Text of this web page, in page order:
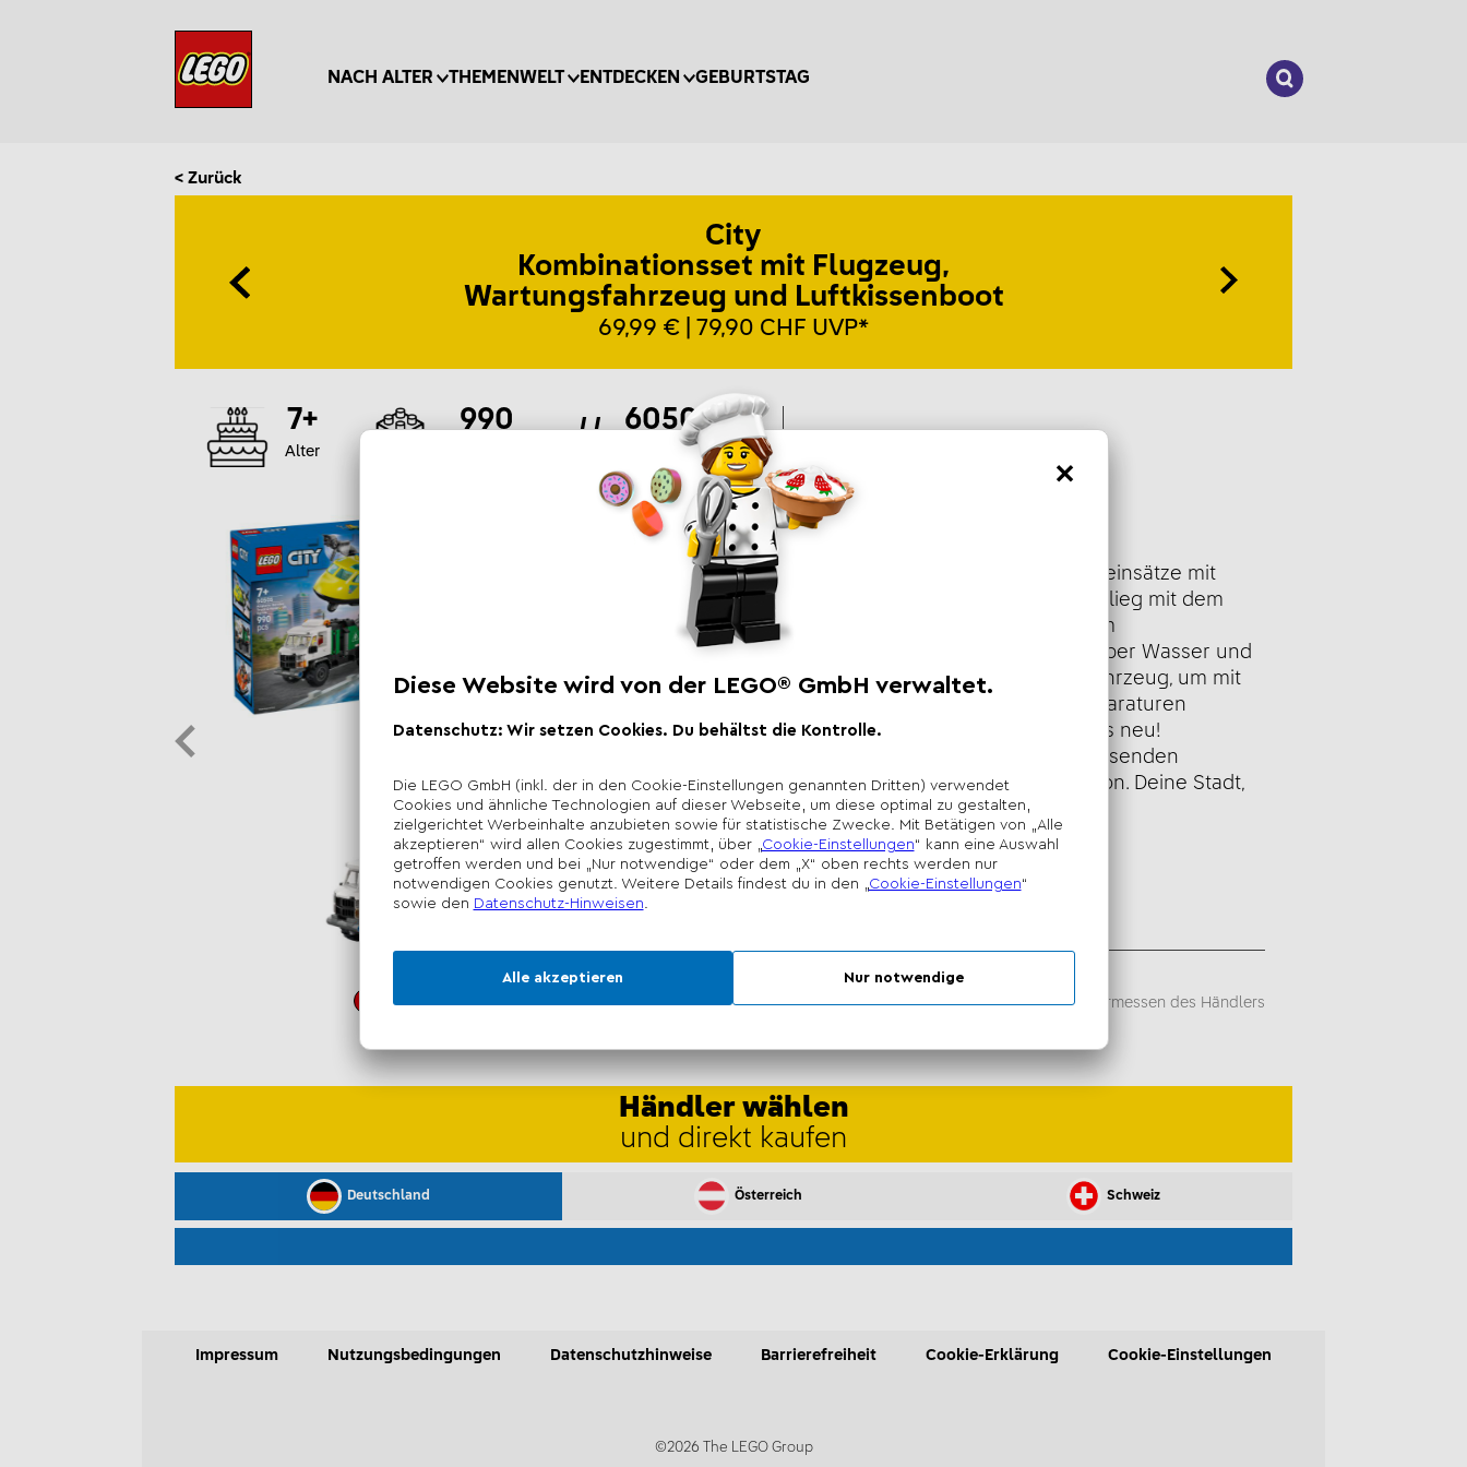
NACH ALTER THEMENWELT ENTDECKEN GEBURTSTAG
Suchen
< Zurück
City
Kombinationsset mit Flugzeug,
Wartungsfahrzeug und Luftkissenboot
69,99 € | 79,90 CHF UVP*
7+
Alter
990 60505
Produktbeschreibung
Freu dich auf spannende Rettungseinsätze mit
dem LEGO® City Kombinationsset! Flieg mit dem
Rettungsflugzeug los, düse mit dem
Luftkissenboot der Küstenwache über Wasser und
Land und benutze das Wartungsfahrzeug, um mit
der Hubarbeitsbühne wichtige Reparaturen
auszuführen. Kombiniere dann alles neu!
Kombiniere die Modelle zu den passenden
Rettungsfahrzeugen für jede Mission. Deine Stadt,
keine Limits!
*Unverbindliche Preisempfehlung -
Die Preisgestaltung liegt im alleinigen Ermessen des Händlers
Händler wählen
und direkt kaufen
Deutschland Österreich Schweiz
Impressum Nutzungsbedingungen Datenschutzhinweise Barrierefreiheit Cookie-Erklärung Cookie-Einstellungen
©2026 The LEGO Group